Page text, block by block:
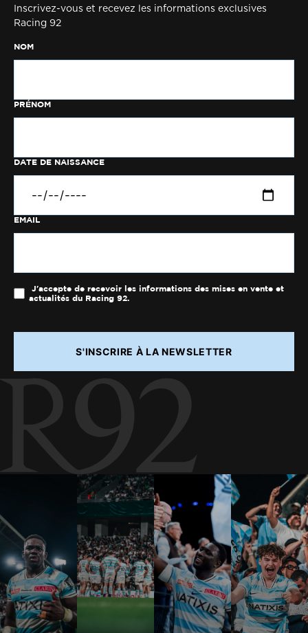
Inscrivez-vous et recevez les informations exclusives
Racing 92
NOM
PRÉNOM
DATE DE NAISSANCE
EMAIL
J'accepte de recevoir les informations des mises en vente et
actualités du Racing 92.
S'INSCRIRE À LA NEWSLETTER